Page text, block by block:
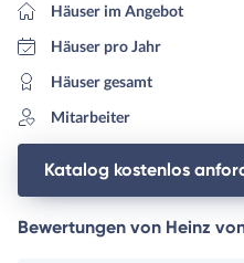
Häuser im Angebot
Häuser pro Jahr
Häuser gesamt
Mitarbeiter
Katalog kostenlos
Bewertungen von Heinz